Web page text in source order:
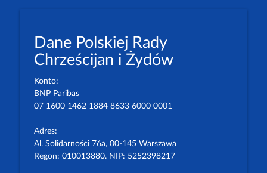
Dane Polskiej Rady
Chrześcijan i Żydów
Konto:
BNP Paribas
07 1600 1462 1884 8633 6000 0001
Adres:
Al. Solidarności 76a, 00-145 Warszawa
Regon: 010013880. NIP: 5252398217